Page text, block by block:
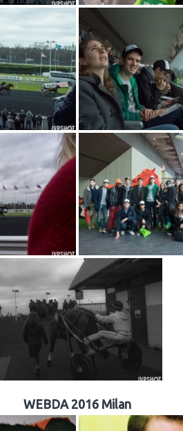
WEBDA 2016 Milan